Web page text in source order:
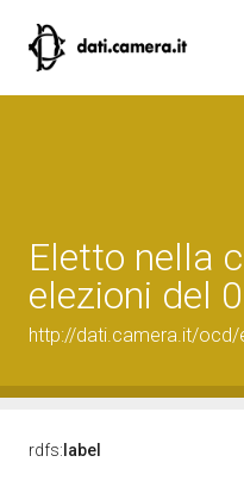
Eletto nella
elezioni del
http://dati.camera.it/ocd/
rdfs: label